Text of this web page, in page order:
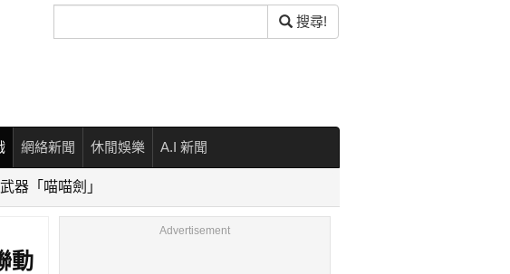
尋
搜尋!
網絡新聞 休閒娛樂 A.I 新聞
器「喵喵劍」
動
Advertisement